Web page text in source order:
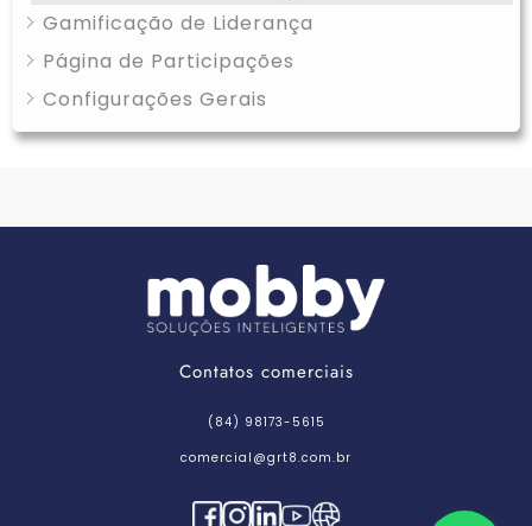
Gamificação de Liderança
Página de Participações
Configurações Gerais
Contatos comerciais
(84) 98173-5615
comercial@grt8.com.br